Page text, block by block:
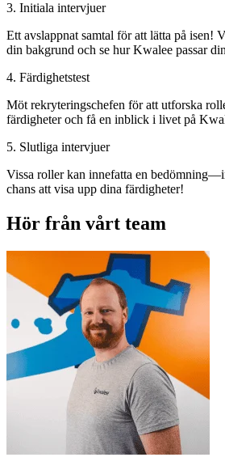
3. Initiala intervjuer
Ett avslappnat samtal för att lätta på isen!
din bakgrund och se hur Kwalee passar
4. Färdighetstest
Möt rekryteringschefen för att utforska
färdigheter och få en inblick i livet på
5. Slutliga intervjuer
Vissa roller kan innefatta en
chans att visa upp dina färdigheter!
Hör från vårt team